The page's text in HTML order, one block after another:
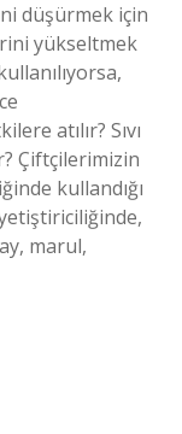
düşürmek için
yükseltmek
atılır? Sıvı
Çiftçilerimizin
kullandığı
marul,